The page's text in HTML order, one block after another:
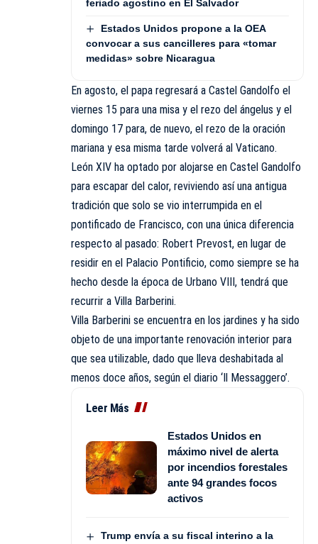
feriado agostino en El Salvador
Estados Unidos propone a la OEA
convocar a sus cancilleres para «tomar
medidas» sobre Nicaragua
En agosto, el papa regresará a Castel Gandolfo el
viernes 15 para una misa y el rezo del ángelus y el
domingo 17 para, de nuevo, el rezo de la oración
mariana y esa misma tarde volverá al Vaticano.
León XIV ha optado por alojarse en Castel Gandolfo
para escapar del calor, reviviendo así una antigua
tradición que solo se vio interrumpida en el
pontificado de Francisco, con una única diferencia
respecto al pasado: Robert Prevost, en lugar de
residir en el Palacio Pontificio, como siempre se ha
hecho desde la época de Urbano VIII, tendrá que
recurrir a Villa Barberini.
Villa Barberini se encuentra en los jardines y ha sido
objeto de una importante renovación interior para
que sea utilizable, dado que lleva deshabitada al
menos doce años, según el diario ‘Il Messaggero’.
Leer Más
Estados Unidos en
máximo nivel de alerta
por incendios forestales
ante 94 grandes focos
activos
Trump envía a su fiscal interino a la